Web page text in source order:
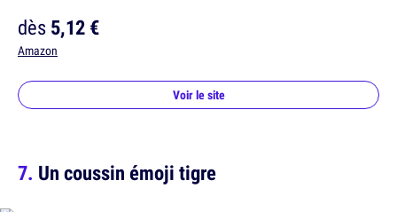
dès5,12 €
Amazon
Voir le site
Un coussin émoji tigre